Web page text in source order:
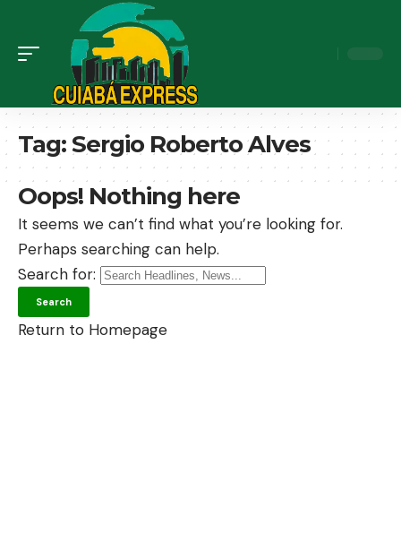
Tag:Sergio Roberto Alves
Oops! Nothing here
It seems we can’t find what you’re looking for.
Perhaps searching can help.
Search for:
Return to Homepage